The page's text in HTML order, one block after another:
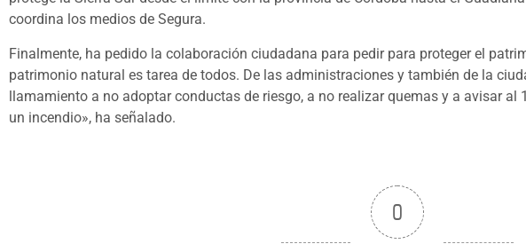
coordina los medios de Segura.
Finalmente, ha pedido la colaboración ciudadana para pedir para proteger el
patrimonio natural es tarea de todos. De las administraciones y también de la
llamamiento a no adoptar conductas de riesgo, a no realizar quemas y a avisar al
un incendio», ha señalado.
0